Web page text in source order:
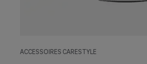
ACCESSOIRES CARESTYLE